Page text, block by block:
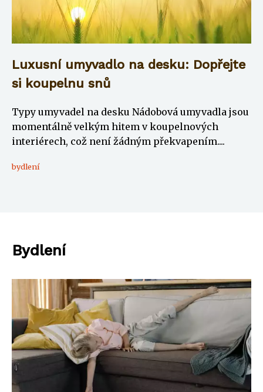
Luxusní umyvadlo na desku: Dopřejte
si koupelnu snů
Typy umyvadel na desku Nádobová umyvadla jsou
momentálně velkým hitem v koupelnových
interiérech, což není žádným překvapením....
bydlení
Bydlení